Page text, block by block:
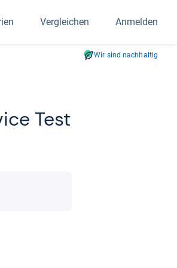
Vergleichen Anmelden
Wir sind nachhaltig
Test